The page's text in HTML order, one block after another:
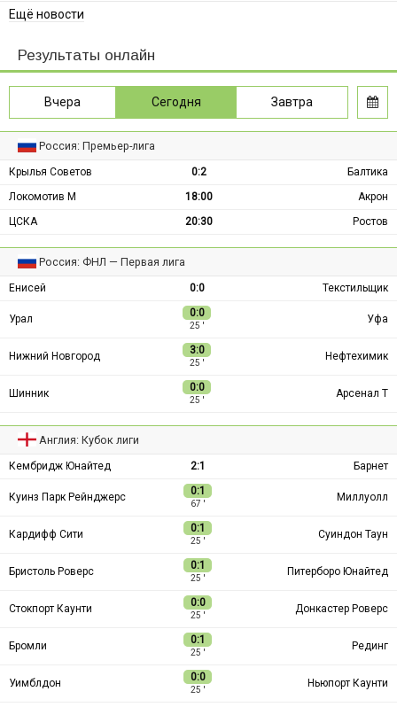
Ещё новости
Результаты онлайн
Вчера Сегодня Завтра
Россия: Премьер-лига
Крылья Советов 0:2
Балтика
Локомотив М
18:00
Акрон
ЦСКА
20:30 Ростов
Россия: ФНЛ — Первая лига
Енисей 0:0 Текстильщик
Урал 0:0
25 ′
Уфа
Нижний Новгород 3:0
25 ′
Нефтехимик
Шинник 0:0
25 ′
Арсенал Т
Англия: Кубок лиги
Кембридж Юнайтед 2:1 Барнет
Куинз Парк Рейнджерс 0:1
67 ′
Миллуолл
Кардифф Сити 0:1
25 ′
Суиндон Таун
Бристоль Роверс 0:1
25 ′
Питерборо Юнайтед
Стокпорт Каунти 0:0
25 ′
Донкастер Роверс
Бромли 0:1
25 ′
Рединг
Уимблдон 0:0
25 ′
Ньюпорт Каунти